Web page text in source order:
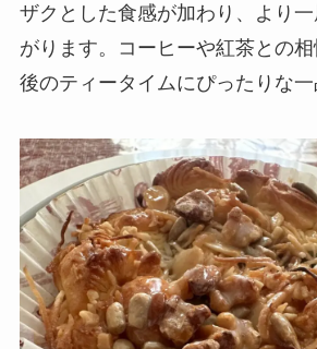
ザクとした食感が加わり、より
がります。コーヒーや紅茶との
後のティータイムにぴったりな一